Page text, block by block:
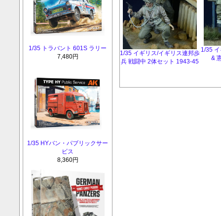
1/35 トラバント 601S ラリー
7,480円
1/35 HYバン・パブリックサー
ビス
8,360円
1/35 イギリス/イギリス連邦歩
兵 戦闘中 2体セット 1943-45
1/35
&